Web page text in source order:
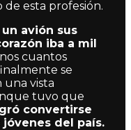
esta profesión.
avión sus
iba a mil
cuantos
se
una vista
tuvo que
convertirse
del país.